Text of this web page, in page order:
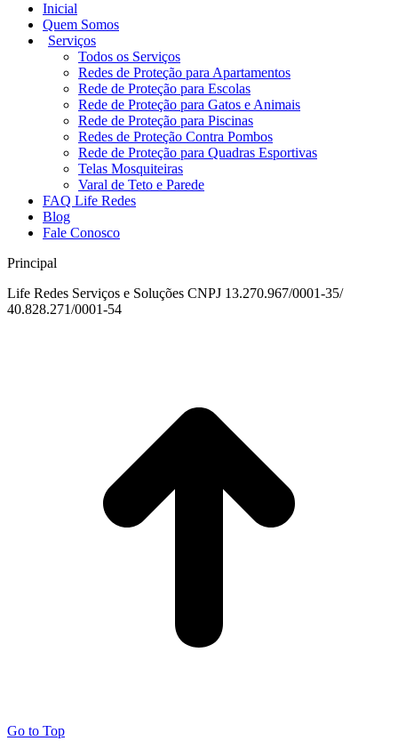
Inicial
Quem Somos
Serviços
Todos os Serviços
Redes de Proteção para Apartamentos
Rede de Proteção para Escolas
Rede de Proteção para Gatos e Animais
Rede de Proteção para Piscinas
Redes de Proteção Contra Pombos
Rede de Proteção para Quadras Esportivas
Telas Mosquiteiras
Varal de Teto e Parede
FAQ Life Redes
Blog
Fale Conosco
Principal
Life Redes Serviços e Soluções CNPJ 13.270.967/0001-35/
40.828.271/0001-54
Go to Top